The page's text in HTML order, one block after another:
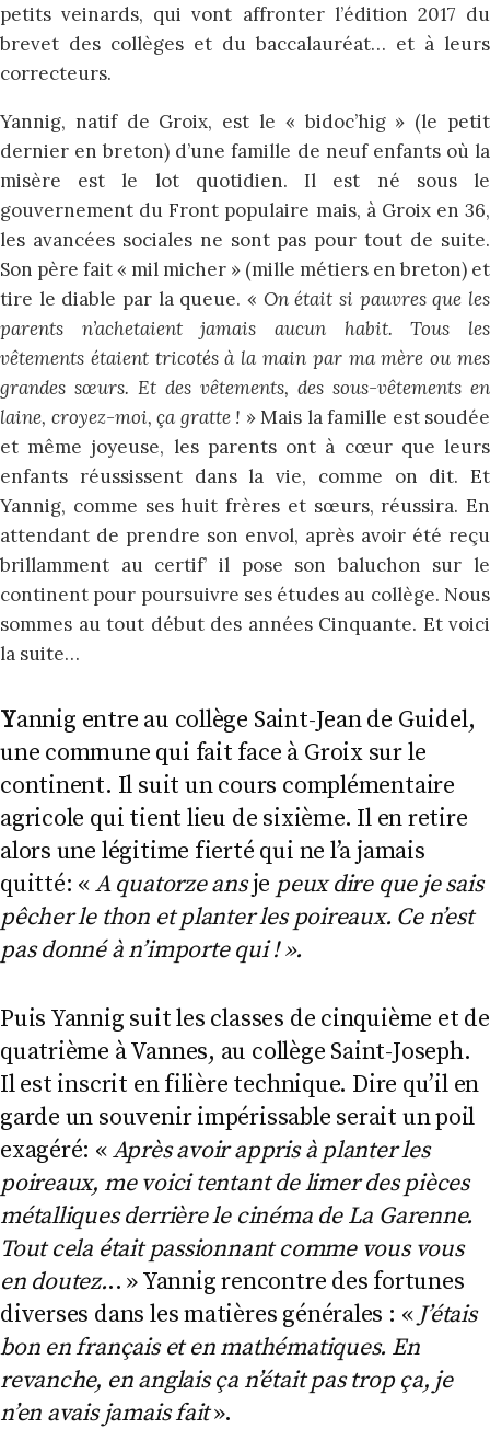
petits veinards, qui vont affronter l’édition 2017 du
brevet des collèges et du baccalauréat… et à leurs
correcteurs.
Yannig, natif de Groix, est le « bidoc’hig » (le petit
dernier en breton) d’une famille de neuf enfants où la
misère est le lot quotidien. Il est né sous le
gouvernement du Front populaire mais, à Groix en 36,
les avancées sociales ne sont pas pour tout de suite.
Son père fait « mil micher » (mille métiers en breton) et
tire le diable par la queue. « On était si pauvres que les
parents n’achetaient jamais aucun habit. Tous les
vêtements étaient tricotés à la main par ma mère ou mes
grandes sœurs. Et des vêtements, des sous-vêtements en
laine, croyez-moi, ça gratte ! » Mais la famille est soudée
et même joyeuse, les parents ont à cœur que leurs
enfants réussissent dans la vie, comme on dit. Et
Yannig, comme ses huit frères et sœurs, réussira. En
attendant de prendre son envol, après avoir été reçu
brillamment au certif’ il pose son baluchon sur le
continent pour poursuivre ses études au collège. Nous
sommes au tout début des années Cinquante. Et voici
la suite…
Yannig entre au collège Saint-Jean de Guidel,
une commune qui fait face à Groix sur le
continent. Il suit un cours complémentaire
agricole qui tient lieu de sixième. Il en retire
alors une légitime fierté qui ne l’a jamais
quitté: «A quatorze ansje peux dire que je sais
pêcher le thon et planter les poireaux. Ce n’est
pas donné à n’importe qui ! ».
Puis Yannig suit les classes de cinquième et de
quatrième à Vannes, au collège Saint-Joseph.
Il est inscrit en filière technique. Dire qu’il en
garde un souvenir impérissable serait un poil
exagéré: «Après avoir appris à planter les
poireaux, me voici tentant de limer des pièces
métalliques derrière le cinéma de La Garenne.
Tout cela était passionnant comme vous vous
en doutez... » Yannig rencontre des fortunes
diverses dans les matières générales : « J’étais
bon en français et en mathématiques. En
revanche, en anglais ça n’était pas trop ça, je
n’en avais jamais fait».